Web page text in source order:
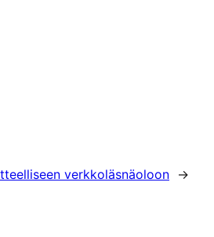
verkkoläsnäoloon →